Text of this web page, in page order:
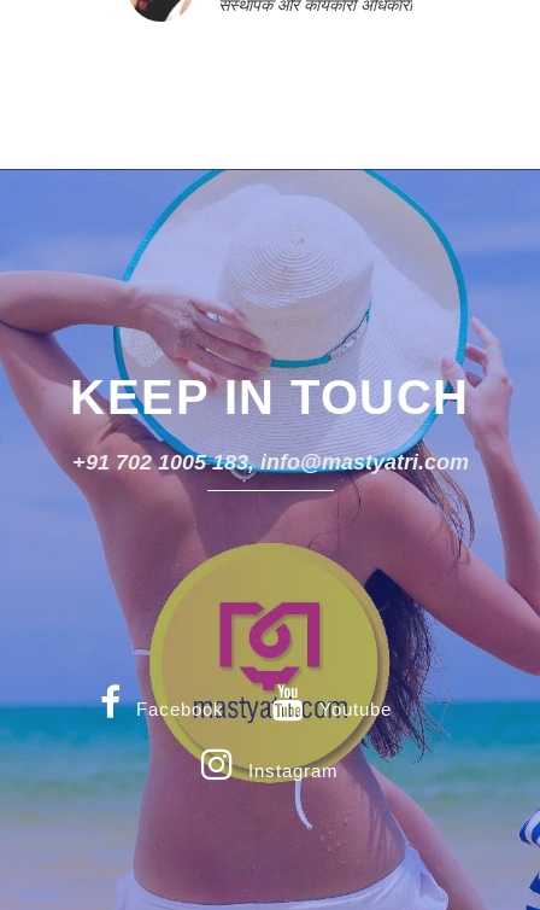
संस्थापक और कार्यकारी अधिकारी
KEEP IN TOUCH
+91 702 1005 183, info@mastyatri.com
Facebook Youtube
Instagram